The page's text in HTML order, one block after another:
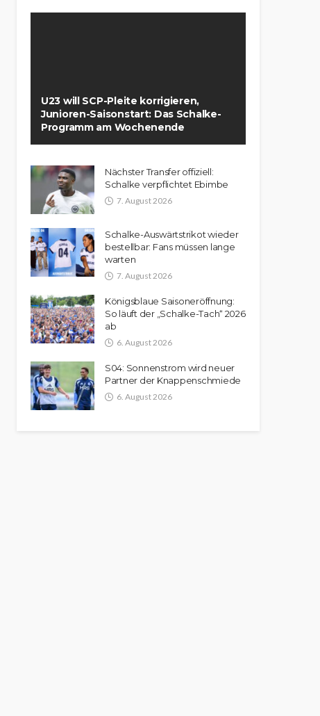
U23 will SCP-Pleite korrigieren,
Junioren-Saisonstart: Das Schalke-
Programm am Wochenende
Nächster Transfer offiziell:
Schalke verpflichtet Ebimbe
7. August 2026
Schalke-Auswärtstrikot wieder
bestellbar: Fans müssen lange
warten
7. August 2026
Königsblaue Saisoneröffnung:
So läuft der „Schalke-Tach“ 2026
ab
6. August 2026
S04: Sonnenstrom wird neuer
Partner der Knappenschmiede
6. August 2026